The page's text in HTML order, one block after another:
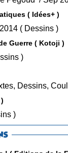
( Idées+ )
• Tome 3 : Volume 3 / Mai 2014 ( Dessins )
Guerre ( Kotoji )
( Dessins )
/ Jan 2008 ( Textes,
)
)